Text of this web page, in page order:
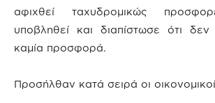
αφιχθεί ταχυδρομικώς
υποβληθεί και διαπίστωσε ότι δεν
καμία προσφορά.
Προσήλθαν κατά σειρά οι